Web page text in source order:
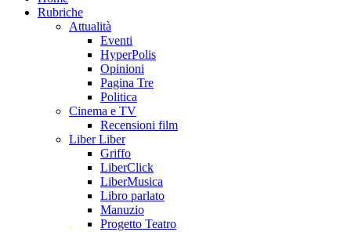
Rubriche
Attualità
Eventi
HyperPolis
Opinioni
Pagina Tre
Politica
Cinema e TV
Recensioni film
Liber Liber
Griffo
LiberClick
LiberMusica
Libro parlato
Manuzio
Progetto Teatro